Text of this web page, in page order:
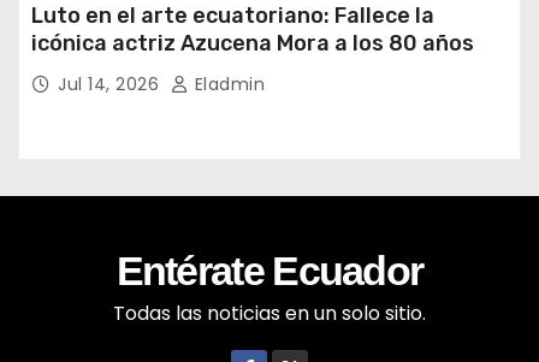
Luto en el arte ecuatoriano: Fallece la
icónica actriz Azucena Mora a los 80 años
Jul 14, 2026 Eladmin
Entérate Ecuador
Todas las noticias en un solo sitio.